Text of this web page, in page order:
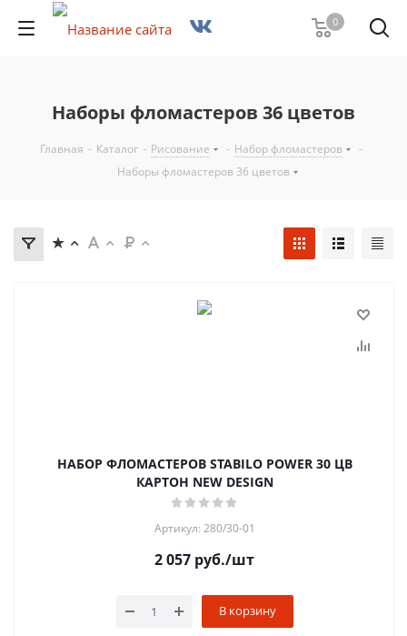
0
Наборы фломастеров 36 цветов
Главная - Каталог - Рисование - Набор фломастеров
-
Наборы фломастеров 36 цветов
НАБОР ФЛОМАСТЕРОВ STABILO POWER 30 ЦВ
КАРТОН NEW DESIGN
Артикул: 280/30-01
2 057 руб./шт
В корзину